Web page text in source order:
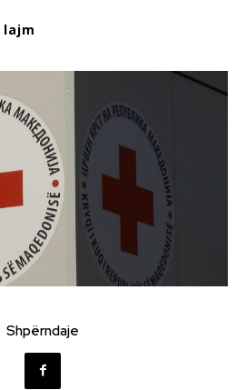
lajm
Shpërndaje